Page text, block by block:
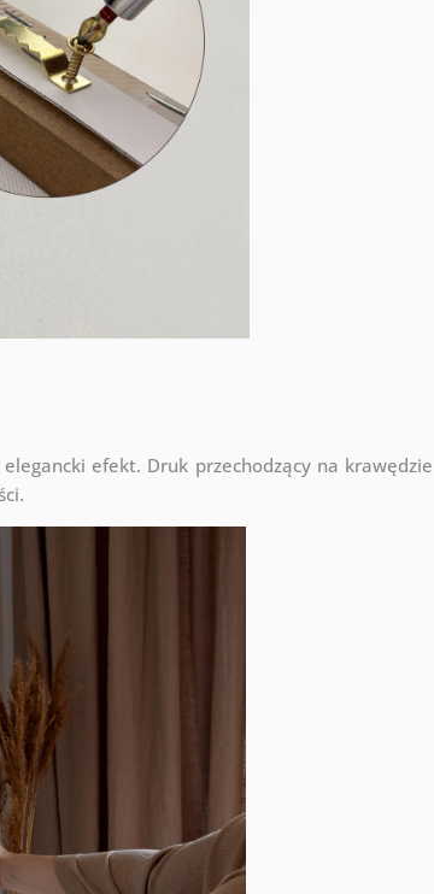
efekt. Druk przechodzący na krawędzie